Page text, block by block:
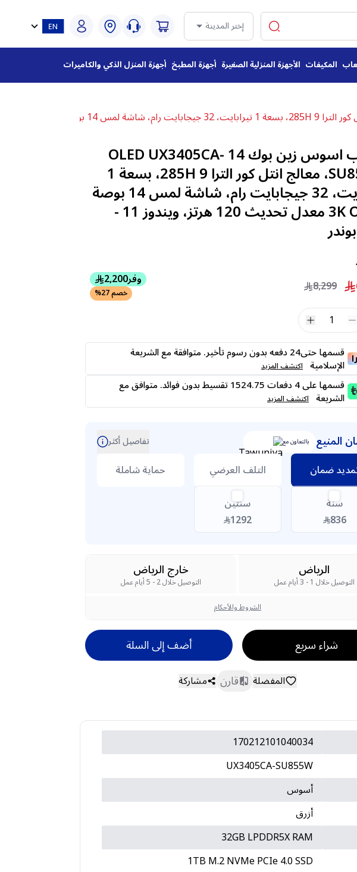
إختر المدينة
المكيفات الأجهزة المنزلية الصغيرة أجهزة المطبخ أجهزة المنزل الذكي والكاميرات
لابتوب اسوس زين بوك 14 OLED UX3405CA-
SU855W، معالج انتل كور الترا 9 285H، بسعة 1
تيرابايت، 32 جيجابايت رام، شاشة لمس 14 بوصة
3K OLED معدل تحديث 120 هرتز، ويندوز 11 -
8,299 وفر2,200
خصم 27%
1
قسمها حتى24 دفعه بدون رسوم تأخير. متوافقة مع الشريعة
الإسلامية اكتشف المزيد
قسمها على 4 دفعات 1524.75 تقسيط بدون فوائد. متوافق مع
الشريعة اكتشف المزيد
المنيع بالتعاون مع تفاصيل أكثر
ضمان التلف العرضي
حماية شاملة
سنة
836
سنتين
1292
الرياض
التوصيل خلال 1 - 3 أيام عمل
خارج الرياض
التوصيل خلال 2 - 5 أيام عمل
الشروط والأحكام
شراء سريع أضف إلى السلة
المفضلة قارن مشاركة
170212101040034
UX3405CA-SU855W
أسوس
أزرق
32GB LPDDR5X RAM
1TB M.2 NVMe PCIe 4.0 SSD